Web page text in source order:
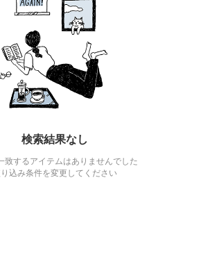
検索結果なし
致するアイテムはありませんでした
込み条件を変更してください